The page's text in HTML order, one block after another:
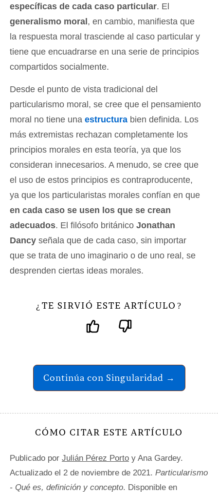
específicas de cada caso particular. El
generalismo moral , en cambio, manifiesta que
la respuesta moral trasciende al caso particular y
tiene que encuadrarse en una serie de principios
compartidos socialmente.
Desde el punto de vista tradicional del
particularismo moral, se cree que el pensamiento
moral no tiene una estructura bien definida. Los
más extremistas rechazan completamente los
principios morales en esta teoría, ya que los
consideran innecesarios. A menudo, se cree que
el uso de estos principios es contraproducente,
ya que los particularistas morales confían en que
en cada caso se usen los que se crean
adecuados. El filósofo británico Jonathan
Dancy señala que de cada caso, sin importar
que se trata de uno imaginario o de uno real, se
desprenden ciertas ideas morales.
¿ TE SIRVIÓ ESTE ARTÍCULO ?
Continúa con Singularidad →
CÓMO CITAR ESTE ARTÍCULO
Publicado por Julián Pérez Porto y Ana Gardey.
Actualizado el 2 de noviembre de 2021. Particularismo
- Qué es, definición y concepto. Disponible en